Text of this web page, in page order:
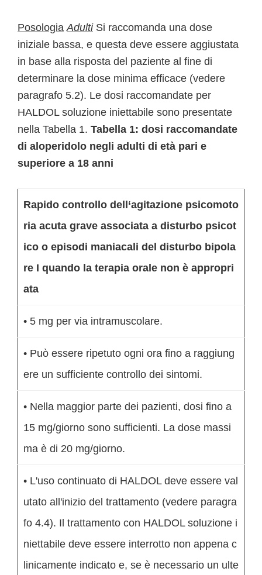
Posologia Adulti Si raccomanda una dose
iniziale bassa, e questa deve essere aggiustata
in base alla risposta del paziente al fine di
determinare la dose minima efficace (vedere
paragrafo 5.2). Le dosi raccomandate per
HALDOL soluzione iniettabile sono presentate
nella Tabella 1. Tabella 1: dosi raccomandate
di aloperidolo negli adulti di età pari e
superiore a 18 anni
Rapido controllo dell‘agitazione psicomoto
ria acuta grave associata a disturbo psicot
ico o episodi maniacali del disturbo bipola
re I quando la terapia orale non è appropri
ata
• 5 mg per via intramuscolare.
• Può essere ripetuto ogni ora fino a raggiung
ere un sufficiente controllo dei sintomi.
• Nella maggior parte dei pazienti, dosi fino a
15 mg/giorno sono sufficienti. La dose massi
ma è di 20 mg/giorno.
• L'uso continuato di HALDOL deve essere val
utato all'inizio del trattamento (vedere paragra
fo 4.4). Il trattamento con HALDOL soluzione i
niettabile deve essere interrotto non appena c
linicamente indicato e, se è necessario un ulte